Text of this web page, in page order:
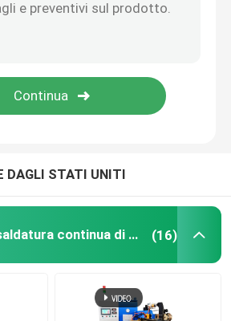
a punti del dado
DAGLI STATI UNITI
Macchina della saldatura continua di resistenza (16)